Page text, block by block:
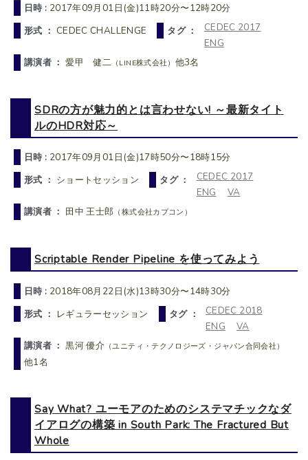
日時 : 2017年09月01日(金)11時20分〜12時20分
形式 ： CEDEC CHALLENGE タグ ：
CEDEC 2017
ENG
講演者 ：愛甲 健二 （LINE株式会社） 他3名
SDRの方が魅力的とは言わせない! ～最新タイト
ルのHDR対応～
日時 : 2017年09月01日(金)17時50分〜18時15分
形式 ： ショートセッション タグ ：
CEDEC 2017
ENG
VA
講演者 ： 田中 王士郎 （株式会社カプコン）
Scriptable Render Pipeline を使ってみよう
日時 : 2018年08月22日(水)13時30分〜14時30分
形式 ： レギュラーセッション タグ ：
CEDEC 2018
ENG
VA
講演者 ：黒河 優介 （ユニティ・テクノロジーズ・ジャパン合同会社）
他1名
Say What? ユーモアのためのシステマチックなダ
イアログの構築 in South Park: The Fractured But
Whole